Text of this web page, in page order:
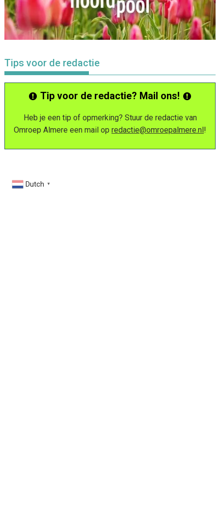
Tips voor de redactie
Tip voor de redactie? Mail ons!
Heb je een tip of opmerking? Stuur de redactie van
Omroep Almere een mail op redactie@omroepalmere.nl!
Dutch ▼